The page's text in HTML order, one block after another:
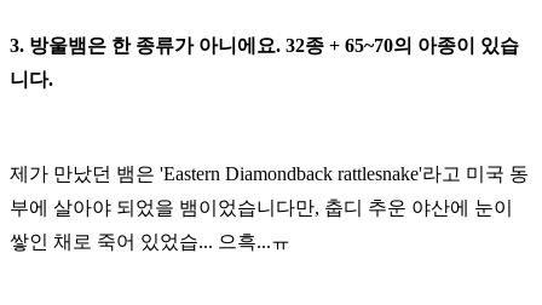
3. 방울뱀은 한 종류가 아니에요. 32종 + 65~70의 아종이 있습
니다.
제가 만났던 뱀은 'Eastern Diamondback rattlesnake'라고 미국 동
부에 살아야 되었을 뱀이었습니다만, 춥디 추운 야산에 눈이
쌓인 채로 죽어 있었습... 으흑...ㅠ